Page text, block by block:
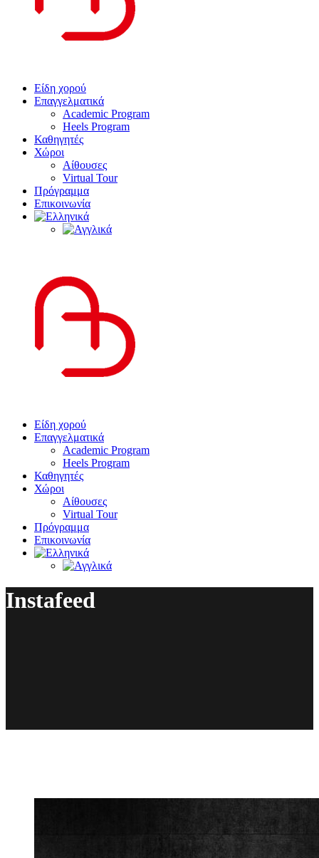
Είδη χορού
Επαγγελματικά
Academic Program
Heels Program
Καθηγητές
Χώροι
Αίθουσες
Virtual Tour
Πρόγραμμα
Επικοινωνία
Είδη χορού
Επαγγελματικά
Academic Program
Heels Program
Καθηγητές
Χώροι
Αίθουσες
Virtual Tour
Πρόγραμμα
Επικοινωνία
Instafeed